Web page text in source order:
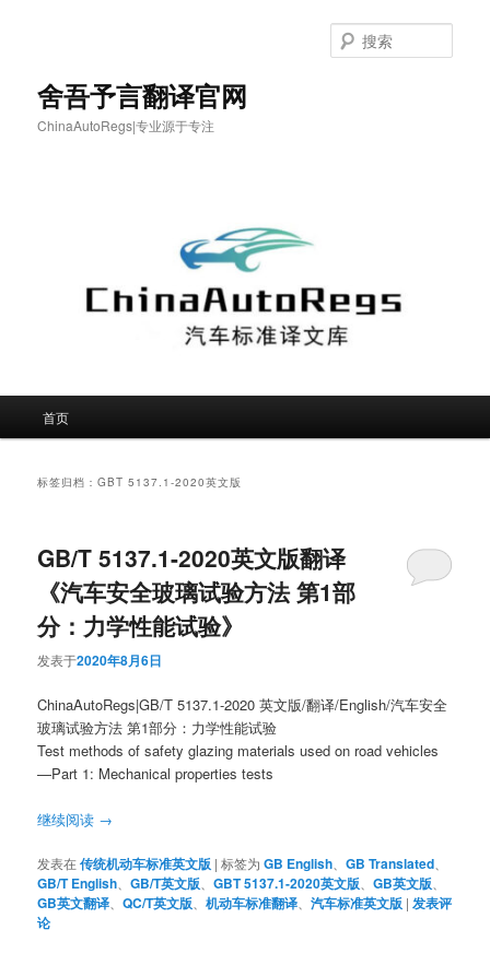
舍吾予言翻译官网
ChinaAutoRegs|专业源于专注
索
首页
标签归档：GBT 5137.1-2020英文版
GB/T 5137.1-2020英文版翻译
《汽车安全玻璃试验方法 第1部
分：力学性能试验》
发表于2020年8月6日
ChinaAutoRegs|GB/T 5137.1-2020 英文版/翻译/English/汽车安全
玻璃试验方法 第1部分：力学性能试验
Test methods of safety glazing materials used on road vehicles
—Part 1: Mechanical properties tests
继续阅读 →
发表在传统机动车标准英文版 |标签为 GB English 、GB Translated
GB/T English 、GB/T英文版 、GBT 5137.1-2020英文版 、GB英文版
GB英文翻译 、QC/T英文版 、机动车标准翻译 、汽车标准英文版 | 发表评
论